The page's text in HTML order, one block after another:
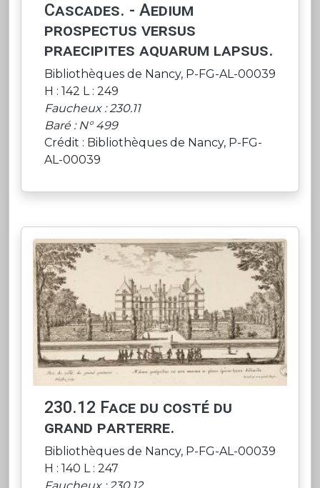
Cascades. - Aedium
prospectus versus
praecipites aquarum lapsus.
Bibliothèques de Nancy, P-FG-AL-00039
H : 142 L : 249
Faucheux : 230.11
Baré : N° 499
Crédit : Bibliothèques de Nancy, P-FG-
AL-00039
230.12 Face du costé du
grand parterre.
Bibliothèques de Nancy, P-FG-AL-00039
H : 140 L : 247